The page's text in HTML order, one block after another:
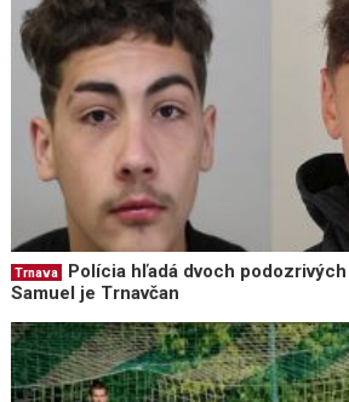
Trnava
Polícia hľadá dvoch
Samuel je Trnavčan